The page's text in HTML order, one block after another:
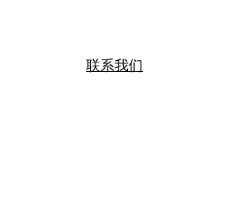
联系我们